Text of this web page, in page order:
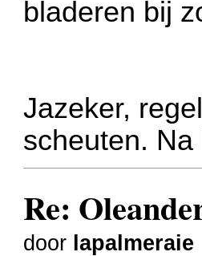
bladeren bij
Jazeker,
scheuten.
Re:
door lapalmeraie